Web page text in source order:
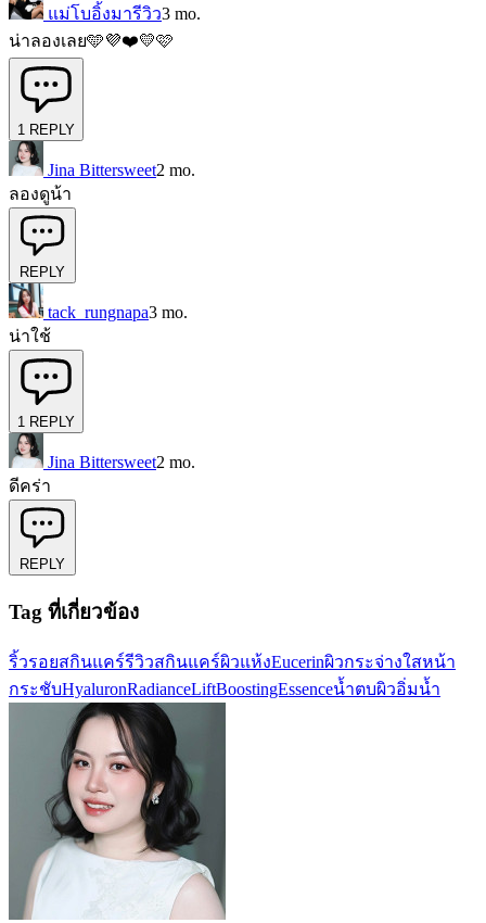
แม่โบอิ้งมารีวิว3 mo.
น่าลองเลย🩵💜❤️💛🩷
1 REPLY
Jina Bittersweet2 mo.
ลองดูน้า
REPLY
tack_rungnapa3 mo.
น่าใช้
1 REPLY
Jina Bittersweet2 mo.
ดีคร่า
REPLY
Tag ที่เกี่ยวข้อง
ริ้วรอยสกินแคร์รีวิวสกินแคร์ผิวแห้งEucerinผิวกระจ่างใสหน้า
กระชับHyaluronRadianceLiftBoostingEssenceน้ำตบผิวอิ่มน้ำ